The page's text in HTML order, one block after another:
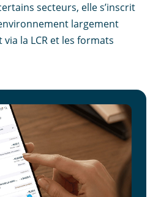
secteurs, elle s’inscrit
largement
la LCR et les formats